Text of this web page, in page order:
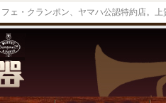
ェ・クランポン、ヤマハ公認特約店。